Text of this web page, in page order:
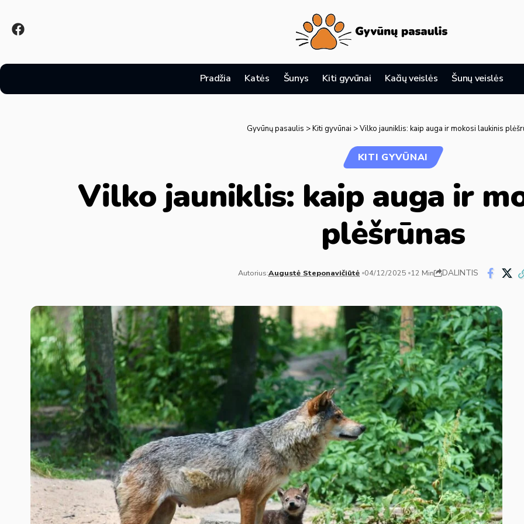
Pradžia Katės Šunys Kiti gyvūnai Kačių veislės Šunų veislės
Gyvūnų pasaulis >Kiti gyvūnai >Vilko jauniklis: kaip auga ir mokosi laukinis
KITI GYVŪNAI
Vilko jauniklis: kaip auga ir
plėšrūnas
Autorius:Augustė Steponavičiūtė 04/12/2025 12 Min DALINTIS